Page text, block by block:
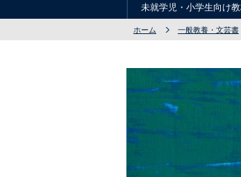
未就学児・小学生向け
ホーム 一般教養・文芸書